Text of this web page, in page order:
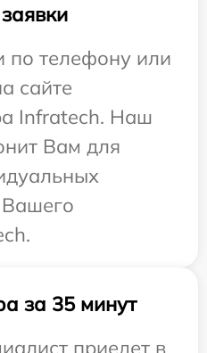
по телефону или
сайте
Infratech. Наш
Вам для
за 35 минут
приедет в